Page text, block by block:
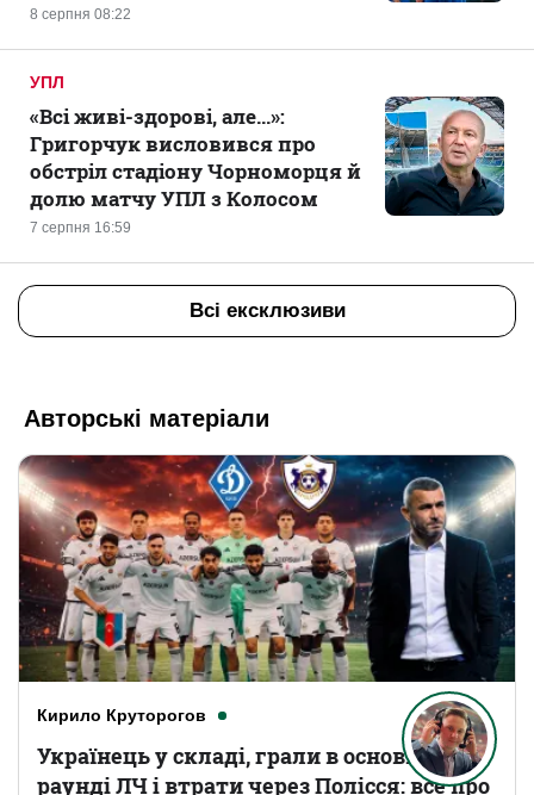
8 серпня 08:22
УПЛ
7 серпня 16:59
«Всі живі-здорові, але...»:
Григорчук висловився про
обстріл стадіону Чорноморця й
долю матчу УПЛ з Колосом
Всі ексклюзиви
Авторські матеріали
Кирило Круторогов
Українець у складі, грали в основному
раунді ЛЧ і втрати через Полісся: все про